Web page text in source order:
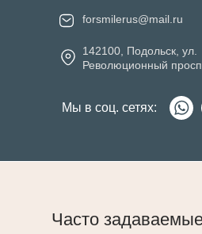
forsmilerus@mail.ru
Мы в соц. сетях:
142100, Подольск, ул.
Революционный
Часто